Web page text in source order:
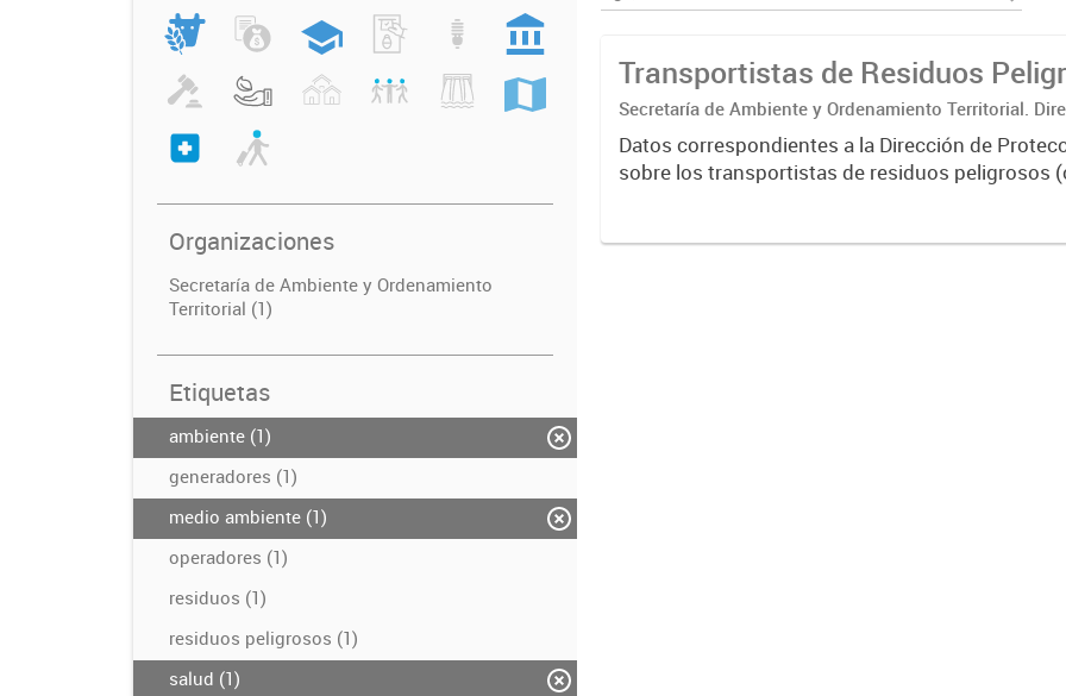
Organizaciones
Secretaría de Ambiente y Ordenamiento
Territorial (1)
Etiquetas
ambiente (1)
generadores (1)
medio ambiente (1)
operadores (1)
residuos (1)
residuos peligrosos (1)
salud (1)
Transportistas de Residuos
Secretaría de Ambiente y Ordenamiento Territorial.
Protección Ambiental. Área de Residuos Peligrosos.
Datos correspondientes a la Dirección de
sobre los transportistas de residuos peligrosos